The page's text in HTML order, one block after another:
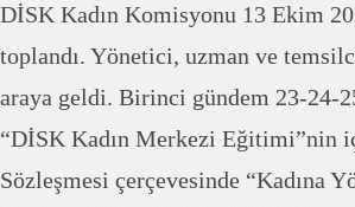
DİSK Kadın Komisyonu 13 Ekim
toplandı. Yönetici, uzman ve
araya geldi. Birinci gündem 23-24-
“DİSK Kadın Merkezi Eğitimi”nin
Sözleşmesi çerçevesinde “Kadına